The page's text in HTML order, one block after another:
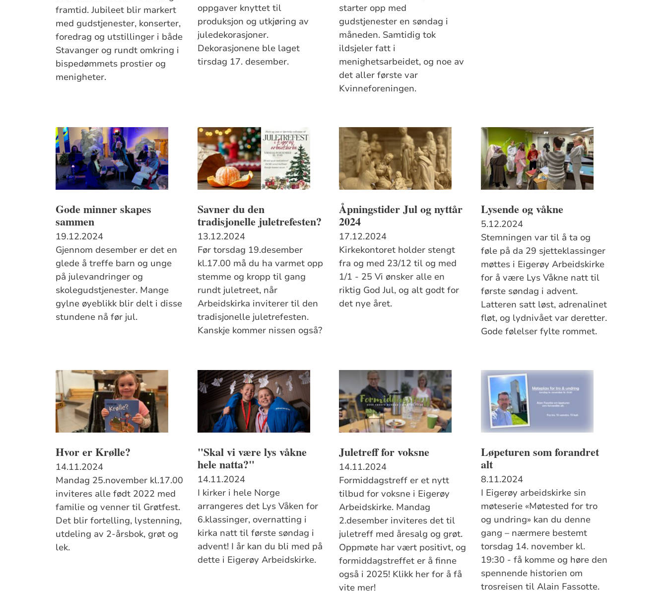
framtid. Jubileet blir markert
med gudstjenester, konserter,
foredrag og utstillinger i både
Stavanger og rundt omkring i
bispedømmets prostier og
menigheter.
oppgaver knyttet til
produksjon og utkjøring av
juledekorasjoner.
Dekorasjonene ble laget
tirsdag 17. desember.
starter opp med
gudstjenester en søndag i
måneden. Samtidig tok
ildsjeler fatt i
menighetsarbeidet, og noe av
det aller første var
Kvinneforeningen.
Gode minner skapes
sammen
19.12.2024
Gjennom desember er det en
glede å treffe barn og unge
på julevandringer og
skolegudstjenester. Mange
gylne øyeblikk blir delt i disse
stundene nå før jul.
Savner du den
tradisjonelle juletrefesten?
13.12.2024
Før torsdag 19.desember
kl.17.00 må du ha varmet opp
stemme og kropp til gang
rundt juletreet, når
Arbeidskirka inviterer til den
tradisjonelle juletrefesten.
Kanskje kommer nissen også?
Åpningstider Jul og nyttår
2024
17.12.2024
Kirkekontoret holder stengt
fra og med 23/12 til og med
1/1 - 25 Vi ønsker alle en
riktig God Jul, og alt godt for
det nye året.
Lysende og våkne
5.12.2024
Stemningen var til å ta og
føle på da 29 sjetteklassinger
møttes i Eigerøy Arbeidskirke
for å være Lys Våkne natt til
første søndag i advent.
Latteren satt løst, adrenalinet
fløt, og lydnivået var deretter.
Gode følelser fylte rommet.
Hvor er Krølle?
14.11.2024
Mandag 25.november kl.17.00
inviteres alle født 2022 med
familie og venner til Grøtfest.
Det blir fortelling, lystenning,
utdeling av 2-årsbok, grøt og
lek.
"Skal vi være lys våkne
hele natta?"
14.11.2024
I kirker i hele Norge
arrangeres det Lys Våken for
6.klassinger, overnatting i
kirka natt til første søndag i
advent! I år kan du bli med på
dette i Eigerøy Arbeidskirke.
Juletreff for voksne
14.11.2024
Formiddagstreff er et nytt
tilbud for voksne i Eigerøy
Arbeidskirke. Mandag
2.desember inviteres det til
juletreff med åresalg og grøt.
Oppmøte har vært positivt, og
formiddagstreffet er å finne
også i 2025! Klikk her for å få
vite mer!
Løpeturen som forandret
alt
8.11.2024
I Eigerøy arbeidskirke sin
møteserie «Møtested for tro
og undring» kan du denne
gang – nærmere bestemt
torsdag 14. november kl.
19:30 - få komme og høre den
spennende historien om
trosreisen til Alain Fassotte.